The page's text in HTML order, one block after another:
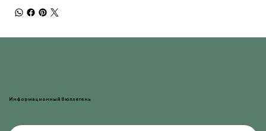
Информационный бюллетень